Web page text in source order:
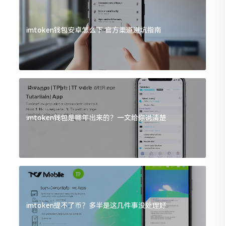
imtoken钱包安卓怎么下 官方渠道避坑指南
imtoken钱包是哪年出来的？一文给你说清楚
imtoken提不了币？多半是这几件事没处理好